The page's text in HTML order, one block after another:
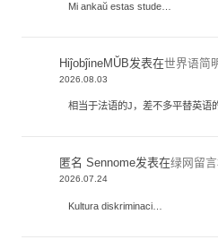
Mi ankaŭ estas stude…
HiĵobĵineMŬB发表在世界语简
2026.08.03
相当于法语的J，差不多平替英语
匿名 Sennome发表在绿网留
2026.07.24
Kultura diskriminaci…